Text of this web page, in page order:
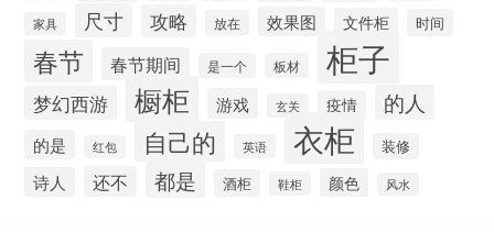
家具 尺寸 攻略 放在 效果图 文件柜 时间
春节 春节期间 是一个 板材 柜子
梦幻西游 橱柜 游戏 玄关 疫情 的人
的是 红包 自己的 英语 衣柜 装修
诗人 还不 都是 酒柜 鞋柜 颜色 风水